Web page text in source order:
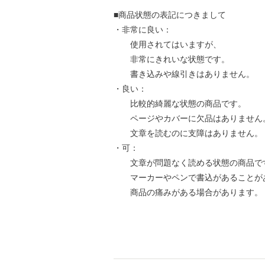
■商品状態の表記につきまして
・非常に良い：
使用されてはいますが、
非常にきれいな状態です。
書き込みや線引きはありません。
・良い：
比較的綺麗な状態の商品です。
ページやカバーに欠品はありません
文章を読むのに支障はありません。
・可：
文章が問題なく読める状態の商品で
マーカーやペンで書込があることが
商品の痛みがある場合があります。